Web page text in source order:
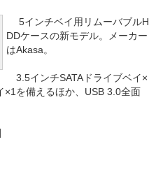
5インチベイ用リムーバブルH
DDケースの新モデル。メーカー
はAkasa。
3.5インチSATAドライブベイ×
×1を備えるほか、USB 3.0全面